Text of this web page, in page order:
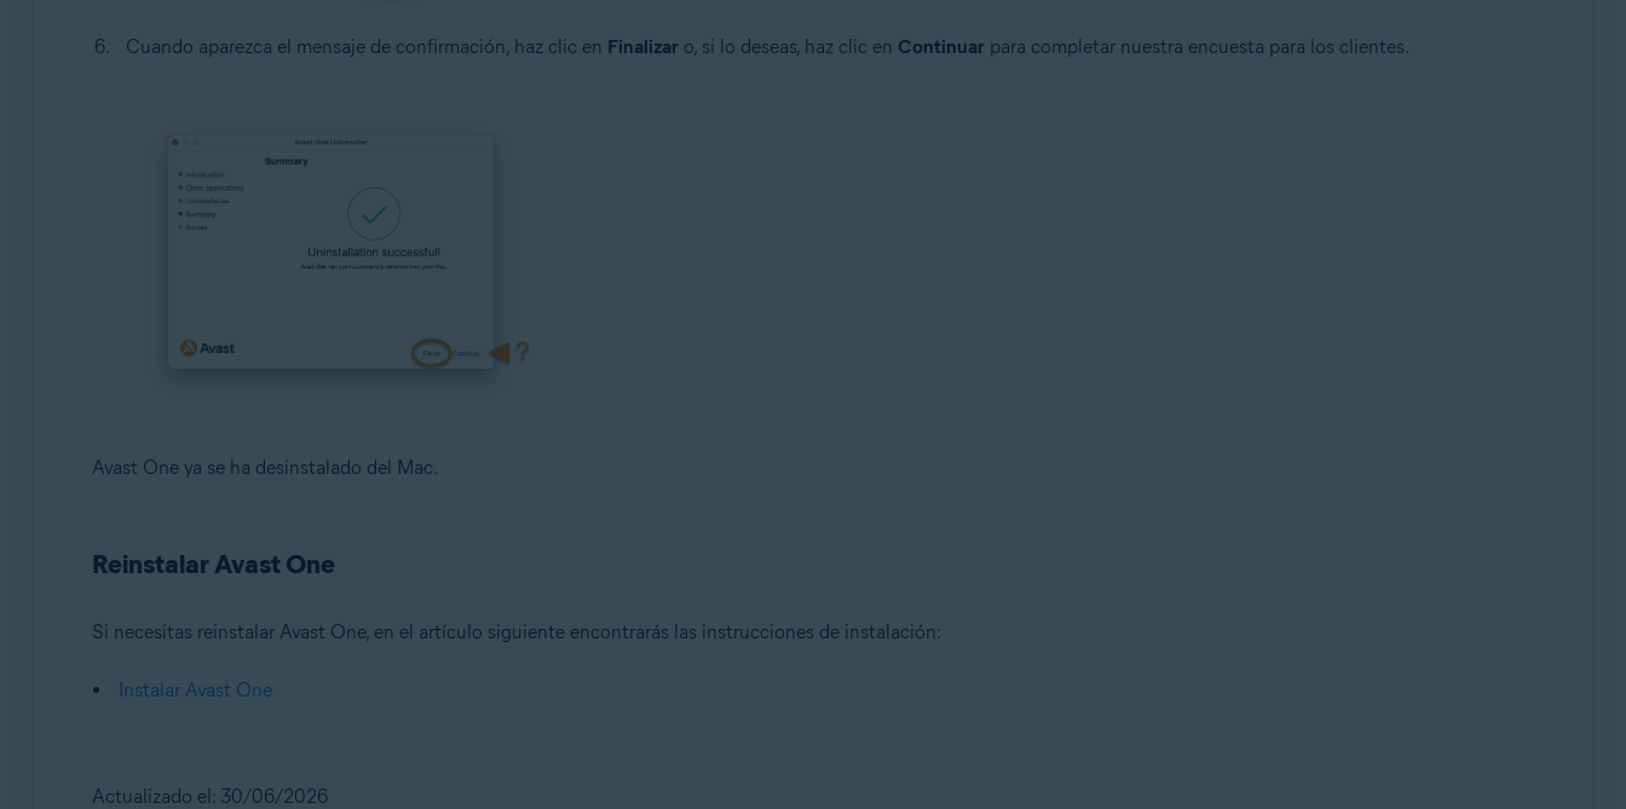
Cuando aparezca el mensaje de confirmación, haz clic en Finalizar o, si lo deseas, haz clic en Continuar para completar nuestra encuesta para los clientes.
Avast One ya se ha desinstalado del Mac.
Reinstalar Avast One
Si necesitas reinstalar Avast One, en el artículo siguiente encontrarás las instrucciones de instalación:
Instalar Avast One
Actualizado el: 30/06/2026